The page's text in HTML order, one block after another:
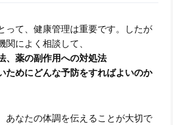
って、健康管理は重要です。したが
関によく相談して、
、薬の副作用への対処法
ためにどんな予防をすればよいのか
あなたの体調を伝えることが大切で